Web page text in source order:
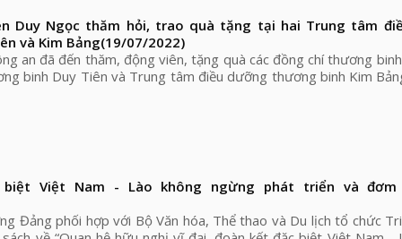
Duy Ngọc thăm hỏi, trao quà tặng tại hai Trung tâm
và Kim Bảng(19/07/2022)
an đã đến thăm, động viên, tặng quà các đồng chí thương
binh Duy Tiên và Trung tâm điều dưỡng thương binh Kim
biệt Việt Nam - Lào không ngừng phát triển và
Đảng phối hợp với Bộ Văn hóa, Thể thao và Du lịch tổ chức